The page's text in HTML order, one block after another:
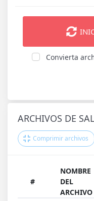
Convierta
ARCHIVOS DE
Comprimir archivos
#
NOMBRE
DEL
ARCHIVO